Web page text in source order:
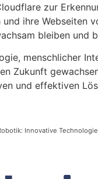
zur
ihre
bleiben und
menschlicher
Zukunft
und effektiven